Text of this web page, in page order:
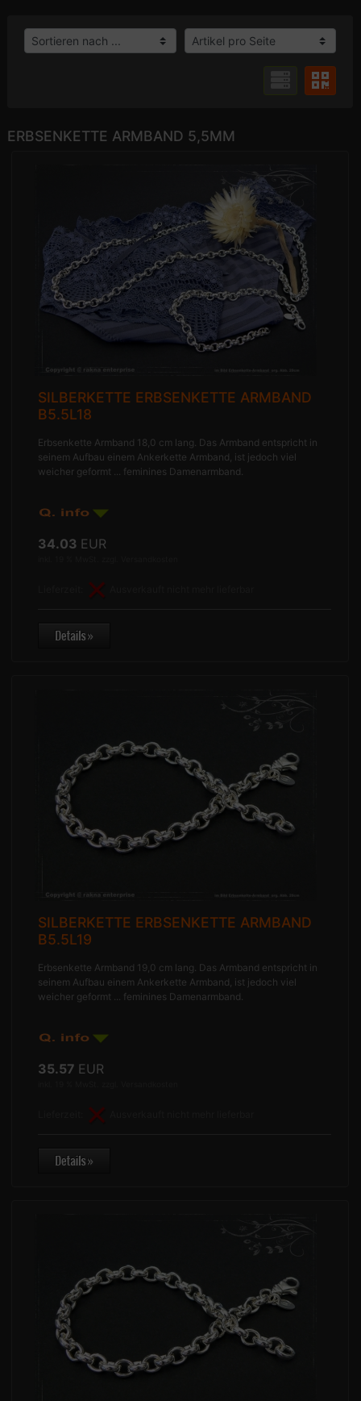
ERBSENKETTE ARMBAND 5,5MM
SILBERKETTE ERBSENKETTE ARMBAND
B5.5L18
Erbsenkette Armband 18,0 cm lang. Das Armband entspricht in
seinem Aufbau einem Ankerkette Armband, ist jedoch viel
weicher geformt ... feminines Damenarmband.
34.03 EUR
SILBERKETTE ERBSENKETTE ARMBAND
B5.5L19
Erbsenkette Armband 19,0 cm lang. Das Armband entspricht in
seinem Aufbau einem Ankerkette Armband, ist jedoch viel
weicher geformt ... feminines Damenarmband.
35.57 EUR